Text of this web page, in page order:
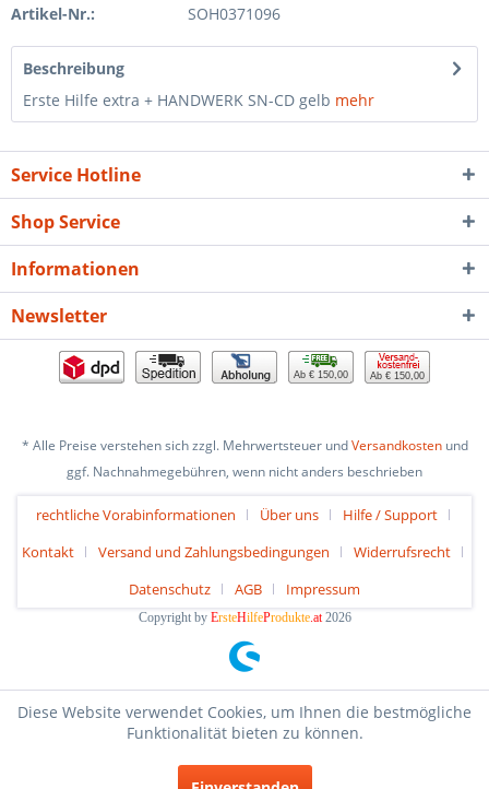
Artikel-Nr.: SOH0371096
Beschreibung
Erste Hilfe extra + HANDWERK SN-CD gelb mehr
Service Hotline
Shop Service
Informationen
Newsletter
Ab € 150,00 Ab € 150,00
* Alle Preise verstehen sich zzgl. Mehrwertsteuer undVersandkostenund
ggf. Nachnahmegebühren, wenn nicht anders beschrieben
rechtliche Vorabinformationen Über uns
Hilfe / Support
Kontakt
Versand und Zahlungsbedingungen
Widerrufsrecht
Datenschutz
AGB Impressum
Copyright by ErsteHilfeProdukte.at2026
Diese Website verwendet Cookies, um Ihnen die bestmögliche
Funktionalität bieten zu können.